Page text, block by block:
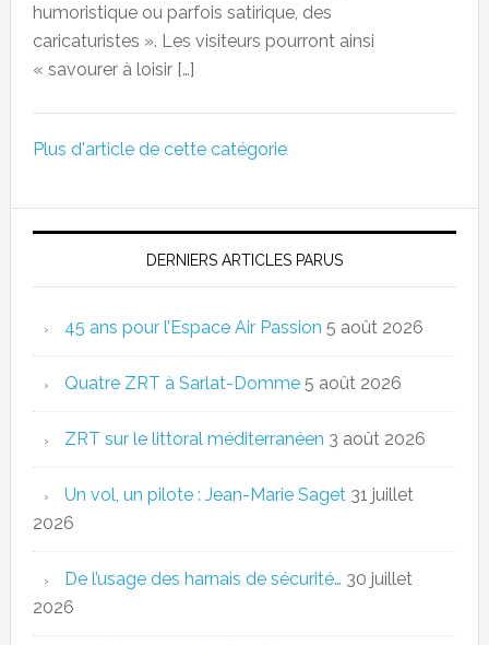
humoristique ou parfois satirique, des
caricaturistes ». Les visiteurs pourront ainsi
« savourer à loisir […]
Plus d'article de cette catégorie
DERNIERS ARTICLES PARUS
45 ans pour l’Espace Air Passion 5 août 2026
Quatre ZRT à Sarlat-Domme 5 août 2026
ZRT sur le littoral méditerranéen 3 août 2026
Un vol, un pilote : Jean-Marie Saget 31 juillet
2026
De l’usage des harnais de sécurité… 30 juillet
2026